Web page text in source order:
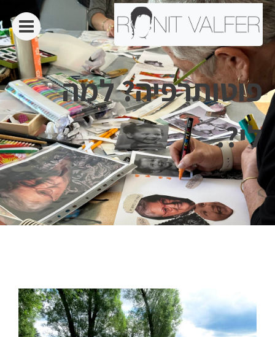
פוטותרפיה? למה
לי?.